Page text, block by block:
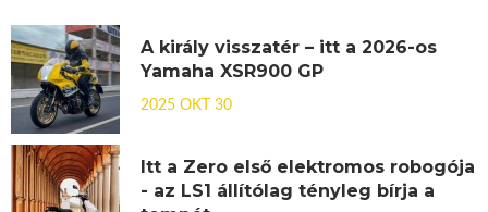
A király visszatér – itt a 2026-os
Yamaha XSR900 GP
2025 OKT 30
Itt a Zero első elektromos robogója
- az LS1 állítólag tényleg bírja a